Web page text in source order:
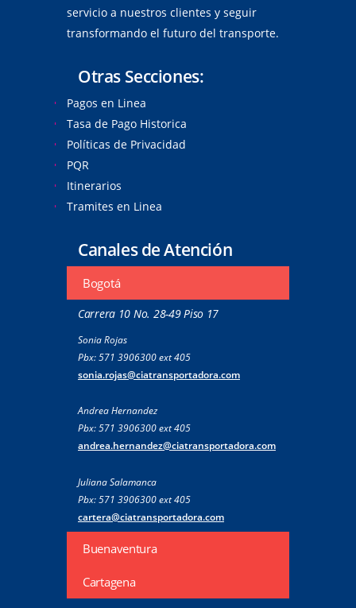
servicio a nuestros clientes y seguir
transformando el futuro del transporte.
Otras Secciones:
Pagos en Linea
Tasa de Pago Historica
Políticas de Privacidad
PQR
Itinerarios
Tramites en Linea
Canales de Atención
Bogotá
Carrera 10 No. 28-49 Piso 17
Sonia Rojas
Pbx: 571 3906300 ext 405
sonia.rojas@ciatransportadora.com
Andrea Hernandez
Pbx: 571 3906300 ext 405
andrea.hernandez@ciatransportadora.com
Juliana Salamanca
Pbx: 571 3906300 ext 405
cartera@ciatransportadora.com
Buenaventura
Cartagena